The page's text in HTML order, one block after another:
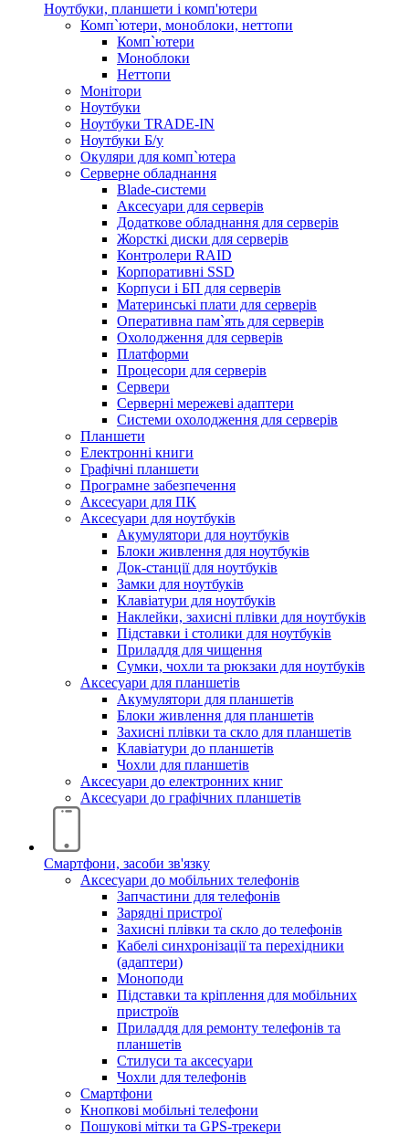
Ноутбуки, планшети і комп'ютери
Комп`ютери, моноблоки, неттопи
Комп`ютери
Моноблоки
Неттопи
Монітори
Ноутбуки
Ноутбуки TRADE-IN
Ноутбуки Б/у
Окуляри для комп`ютера
Серверне обладнання
Blade-системи
Аксесуари для серверів
Додаткове обладнання для серверів
Жорсткі диски для серверів
Контролери RAID
Корпоративні SSD
Корпуси і БП для серверів
Материнські плати для серверів
Оперативна пам`ять для серверів
Охолодження для серверів
Платформи
Процесори для серверів
Сервери
Серверні мережеві адаптери
Системи охолодження для серверів
Планшети
Електронні книги
Графічні планшети
Програмне забезпечення
Аксесуари для ПК
Аксесуари для ноутбуків
Акумулятори для ноутбуків
Блоки живлення для ноутбуків
Док-станції для ноутбуків
Замки для ноутбуків
Клавіатури для ноутбуків
Наклейки, захисні плівки для ноутбуків
Підставки і столики для ноутбуків
Приладдя для чищення
Сумки, чохли та рюкзаки для ноутбуків
Аксесуари для планшетів
Акумулятори для планшетів
Блоки живлення для планшетів
Захисні плівки та скло для планшетів
Клавіатури до планшетів
Чохли для планшетів
Аксесуари до електронних книг
Аксесуари дo графічних планшетів
Смартфони, засоби зв'язку
Аксесуари до мобільних телефонів
Запчастини для телефонів
Зарядні пристрої
Захисні плівки та скло до телефонів
Кабелі синхронізації та перехідники
(адаптери)
Моноподи
Підставки та кріплення для мобільних
пристроїв
Приладдя для ремонту телефонів та
планшетів
Стилуси та аксесуари
Чохли для телефонів
Смартфони
Кнопкові мобільні телефони
Пошукові мітки та GPS-трекери